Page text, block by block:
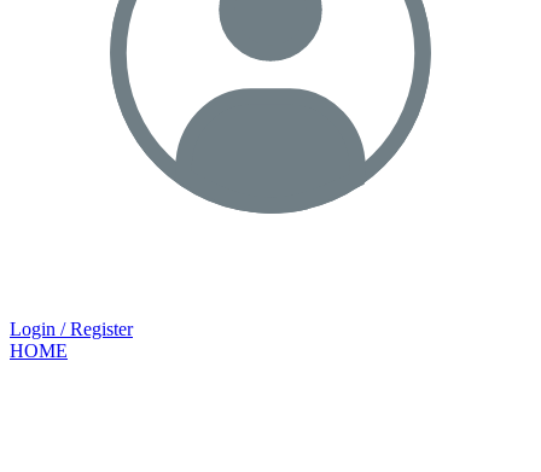
Login / Register
HOME